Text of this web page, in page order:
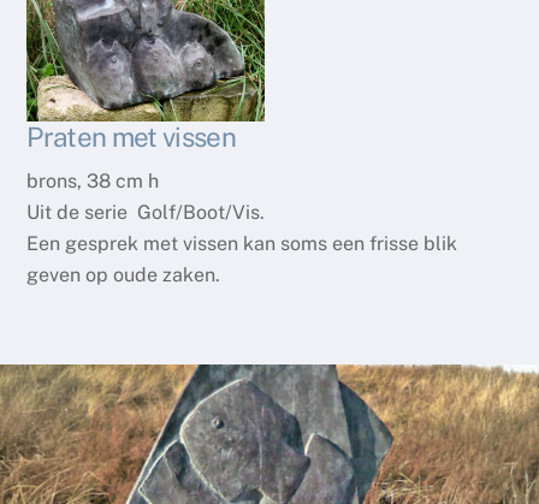
Praten met vissen
brons, 38 cm h
Uit de serie Golf/Boot/Vis.
Een gesprek met vissen kan soms een frisse blik
geven op oude zaken.